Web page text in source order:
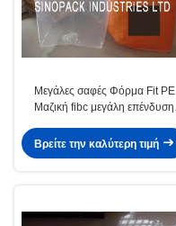
Μεγάλες σαφές Φόρμα Fit PE
Μαζική fibc μεγάλη επένδυση
σκόνη
Βρείτε την καλύτερη τιμή